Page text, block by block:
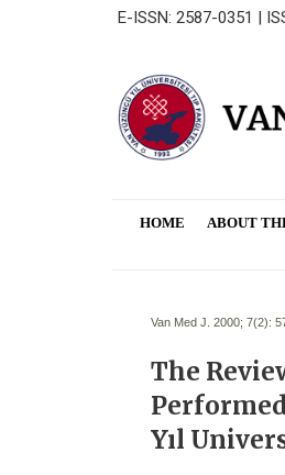
E-ISSN: 2587-0351 |
HOME ABOUT
Van Med J. 2000; 7(2):
The
Yıl